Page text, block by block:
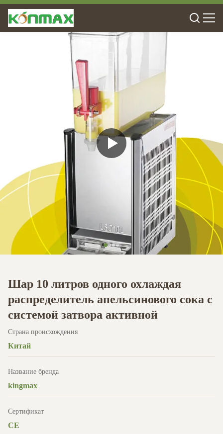
Шар 10 литров одного охлаждая
распределитель апельсинового сока с
системой затвора активной
Страна происхождения
Китай
Название бренда
kingmax
Сертификат
CE